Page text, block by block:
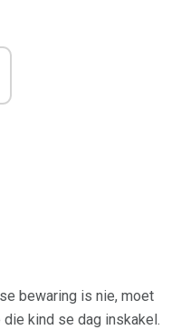
bewaring is nie, moet
kind se dag inskakel.